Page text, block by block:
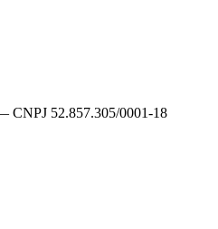
52.857.305/0001-18